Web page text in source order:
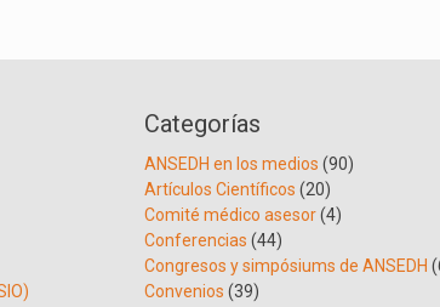
Categorías
ANSEDH en los medios (90)
Artículos Científicos (20)
Comité médico asesor(4)
Conferencias (44)
Congresos y simpósiums de ANSEDH
Convenios (39)